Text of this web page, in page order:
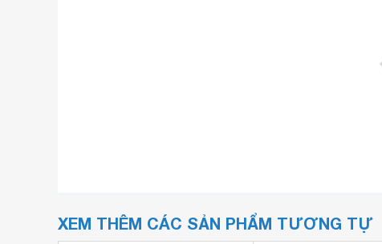
XEM THÊM CÁC SẢN PHẨM TƯƠNG TỰ